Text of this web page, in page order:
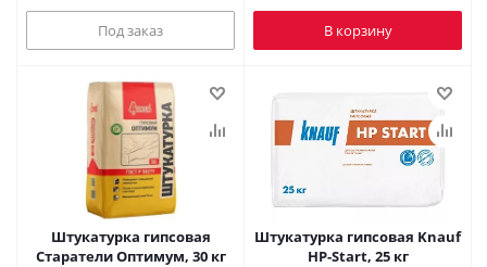
Под заказ В корзину
Штукатурка гипсовая
Старатели Оптимум, 30 кг
Штукатурка гипсовая Knauf
HP-Start, 25 кг